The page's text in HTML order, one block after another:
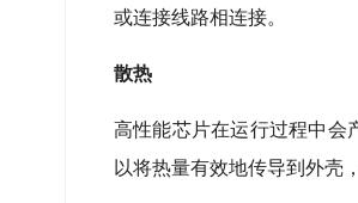
或连接线路相连接。
散热
高性能芯片在运行过程中会
以将热量有效地传导到外壳